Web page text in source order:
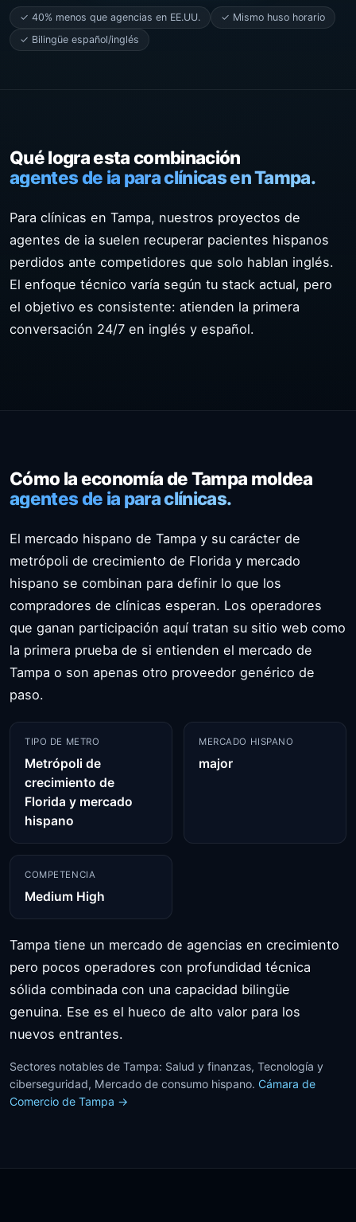
✓ 40% menos que agencias en EE.UU.
✓ Mismo huso horario
✓ Bilingüe español/inglés
Qué logra esta combinación
agentes de ia para clínicas en Tampa.
Para clínicas en Tampa, nuestros proyectos de
agentes de ia suelen recuperar pacientes hispanos
perdidos ante competidores que solo hablan inglés.
El enfoque técnico varía según tu stack actual, pero
el objetivo es consistente: atienden la primera
conversación 24/7 en inglés y español.
Cómo la economía de Tampa moldea
agentes de ia para clínicas.
El mercado hispano de Tampa y su carácter de
metrópoli de crecimiento de Florida y mercado
hispano se combinan para definir lo que los
compradores de clínicas esperan. Los operadores
que ganan participación aquí tratan su sitio web como
la primera prueba de si entienden el mercado de
Tampa o son apenas otro proveedor genérico de
paso.
TIPO DE METRO
Metrópoli de
crecimiento de
Florida y mercado
hispano
MERCADO HISPANO
major
COMPETENCIA
Medium High
Tampa tiene un mercado de agencias en crecimiento
pero pocos operadores con profundidad técnica
sólida combinada con una capacidad bilingüe
genuina. Ese es el hueco de alto valor para los
nuevos entrantes.
Sectores notables de Tampa: Salud y finanzas, Tecnología y
ciberseguridad, Mercado de consumo hispano. Cámara de
Comercio de Tampa →